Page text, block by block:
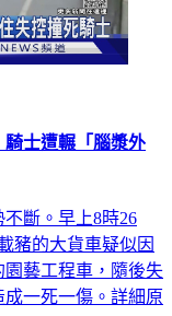
士遭輾「腦漿外
斷。早上8時26
豬的大貨車疑似因
藝工程車，隨後失
一死一傷。詳細原